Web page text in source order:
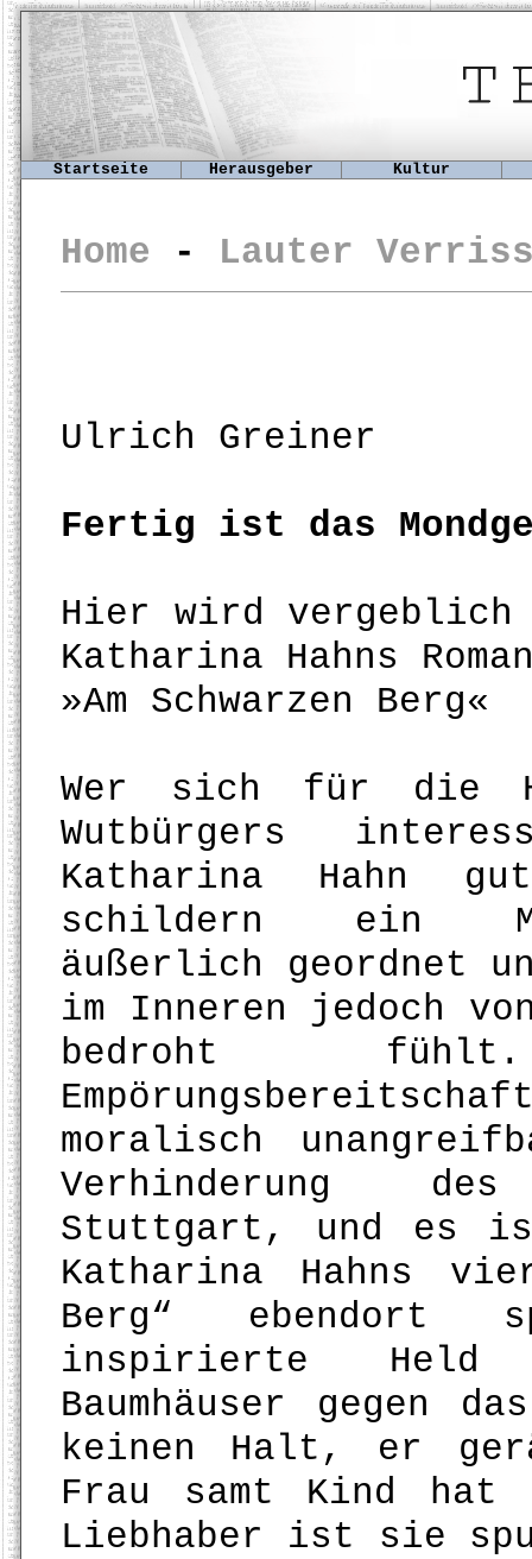
Startseite Herausgeber Kultur
Home - Lauter
Ulrich Greiner
Fertig ist das
Hier wird vergeblich
Katharina Hahns
»Am Schwarzen Berg«
Wer sich für die
Wutbürgers
Katharina Hahn
schildern ein
äußerlich geordnet
im Inneren jedoch
bedroht
moralisch
Verhinderung
Stuttgart, und es
Katharina Hahns
Berg“ ebendort
inspirierte Held
Baumhäuser gegen
keinen Halt, er
Frau samt Kind
Liebhaber ist sie